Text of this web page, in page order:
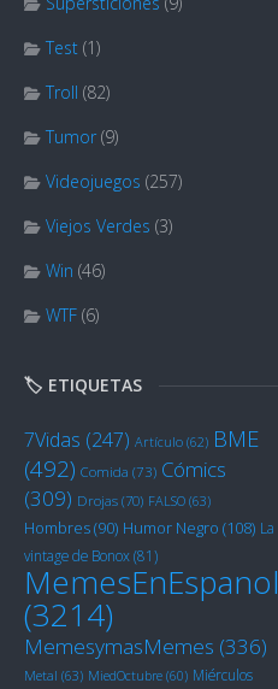
Test (1)
Troll (82)
Tumor (9)
Videojuegos (257)
Viejos Verdes (3)
Win (46)
WTF (6)
🏷️ ETIQUETAS
7Vidas (247) Artículo (62) BME
(492) Comida (73) Cómics
(309) Drojas (70) FALSO (63)
Hombres(90) Humor Negro (108) La
vintage de Bonox(81)
MemesEnEspanol
(3214)
MemesymasMemes (336)
Metal (63) MiedOctubre (60) Miérculos